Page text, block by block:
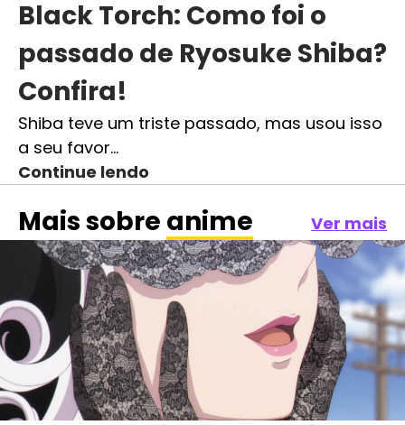
Black Torch: Como foi o
passado de Ryosuke Shiba?
Confira!
Shiba teve um triste passado, mas usou isso
a seu favor…
Continue lendo
Mais sobre anime Ver mais